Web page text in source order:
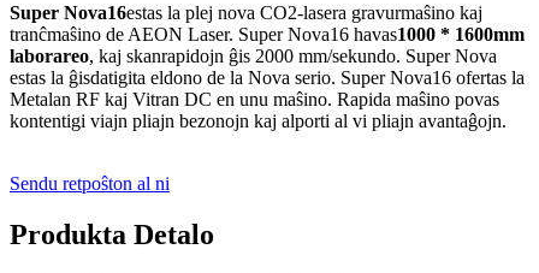
Super Nova16estas la plej nova CO2-lasera gravurmaŝino kaj
tranĉmaŝino de AEON Laser. Super Nova16 havas1000 * 1600mm
laborareo, kaj skanrapidojn ĝis 2000 mm/sekundo. Super Nova
estas la ĝisdatigita eldono de la Nova serio. Super Nova16 ofertas la
Metalan RF kaj Vitran DC en unu maŝino. Rapida maŝino povas
kontentigi viajn pliajn bezonojn kaj alporti al vi pliajn avantaĝojn.
Sendu retpoŝton al ni
Produkta Detalo